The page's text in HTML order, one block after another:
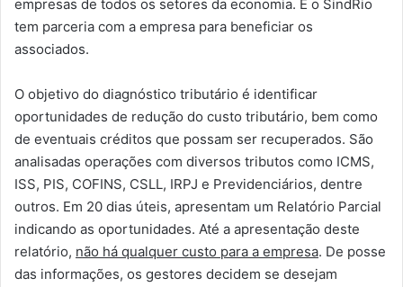
empresas de todos os setores da economia. E o SindRio
tem parceria com a empresa para beneficiar os
associados.
O objetivo do diagnóstico tributário é identificar
oportunidades de redução do custo tributário, bem como
de eventuais créditos que possam ser recuperados. São
analisadas operações com diversos tributos como ICMS,
ISS, PIS, COFINS, CSLL, IRPJ e Previdenciários, dentre
outros. Em 20 dias úteis, apresentam um Relatório Parcial
indicando as oportunidades. Até a apresentação deste
relatório, não há qualquer custo para a empresa. De posse
das informações, os gestores decidem se desejam